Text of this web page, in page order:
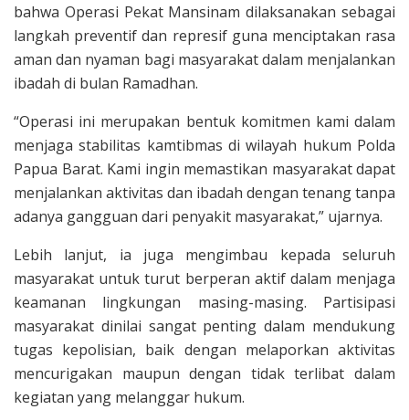
bahwa Operasi Pekat Mansinam dilaksanakan sebagai
langkah preventif dan represif guna menciptakan rasa
aman dan nyaman bagi masyarakat dalam menjalankan
ibadah di bulan Ramadhan.
“Operasi ini merupakan bentuk komitmen kami dalam
menjaga stabilitas kamtibmas di wilayah hukum Polda
Papua Barat. Kami ingin memastikan masyarakat dapat
menjalankan aktivitas dan ibadah dengan tenang tanpa
adanya gangguan dari penyakit masyarakat,” ujarnya.
Lebih lanjut, ia juga mengimbau kepada seluruh
masyarakat untuk turut berperan aktif dalam menjaga
keamanan lingkungan masing-masing. Partisipasi
masyarakat dinilai sangat penting dalam mendukung
tugas kepolisian, baik dengan melaporkan aktivitas
mencurigakan maupun dengan tidak terlibat dalam
kegiatan yang melanggar hukum.